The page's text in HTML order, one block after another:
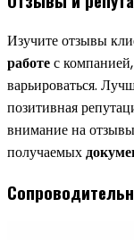
Изучите отзывы
работес
варьироваться.
позитивная
внимание на
получаемых